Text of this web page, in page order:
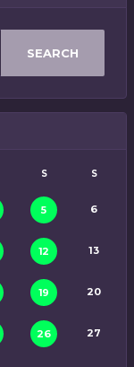
SEARCH
S S
5 6
12 13
19 20
26 27